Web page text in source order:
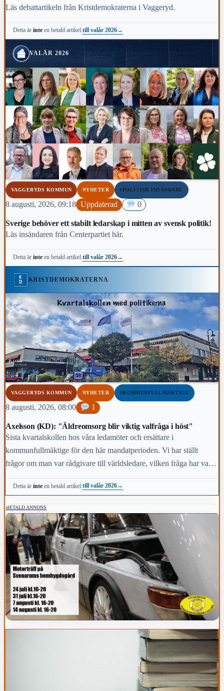
Läs debattartikeln från Kristdemokraterna i Vaggeryd.
Detta ärinte en betald artikel.till valår 2026→
VALÅR 2026
VAGGERYDS KOMMUN NYHETER #POLITISK INSÄNDARE
8 augusti, 2026, 09:18 Uppdaterad 0
Sverige behöver ett stabilt ledarskap i mitten av svensk politik!
Läs insändaren från Centerpartiet här.
Detta ärinte en betald artikel.till valår 2026→
KRISTDEMOKRATERNA
VAGGERYDS KOMMUN NYHETER #KOMMUNFULLMÄKTIGE
8 augusti, 2026, 08:00 1
Axelsson (KD): "Äldreomsorg blir viktig valfråga i höst"
Sista kvartalskollen hos våra ledamöter och ersättare i
kommunfullmäktige för den här mandatperioden. Vi har ställt
frågor om man var rådgivare till världsledare, vilken fråga har varit
viktigast för kommunens invånare i höst och vem anses vara den
mest kända personen i kommunen.
Detta ärinte en betald artikel.till valår 2026→
BETALD ANNONS